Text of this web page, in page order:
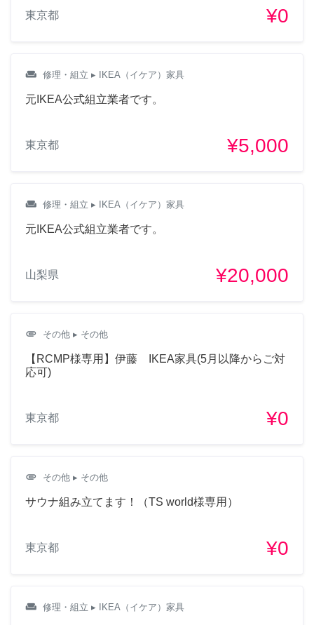
東京都 ¥0
weekend 修理・組立 ▸ IKEA（イケア）家具
元IKEA公式組立業者です。
東京都 ¥5,000
weekend 修理・組立 ▸ IKEA（イケア）家具
元IKEA公式組立業者です。
山梨県 ¥20,000
attachment その他 ▸ その他
【RCMP様専用】伊藤 IKEA家具(5月以降からご対
応可)
東京都 ¥0
attachment その他 ▸ その他
サウナ組み立てます！（TS world様専用）
東京都 ¥0
weekend 修理・組立 ▸ IKEA（イケア）家具